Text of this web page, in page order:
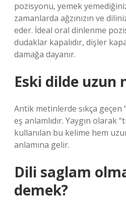
pozisyonu, yemek
zamanlarda ağzınızın ve
eder. İdeal oral dinlenme
dudaklar kapalıdır, dişler
damağa dayanır.
Eski dilde uzun
Antik metinlerde sıkça geçen
eş anlamlıdır. Yaygın olarak
kullanılan bu kelime hem
anlamına gelir.
Dili saglam
demek?